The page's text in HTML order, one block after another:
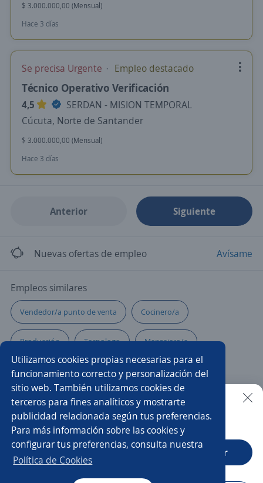
Utilizamos cookies propias necesarias para el
funcionamiento correcto y personalización del
sitio web. También utilizamos cookies de
terceros para fines analíticos y mostrarte
publicidad relacionada según tus preferencias.
Para más información sobre las cookies y
configurar tus preferencias, consulta nuestra
Política de Cookies
$ 3.000.000,00 (Mensual)
Hace 3 días
Se precisa Urgente Empleo destacado
Técnico Operativo Verificación
4,5
SERDAN - MISION TEMPORAL
Cúcuta, Norte de Santander
$ 3.000.000,00 (Mensual)
Hace 3 días
Anterior Siguiente
Nuevas ofertas de empleo Avísame
Empleos similares
Vendedor/a punto de venta Cocinero/a
Producción Tecnologo Mensajero/a
Gerente operativo Auxiliar logística
Auxiliar de farmacia Ambiental Chófer
Técnico/a de mantenimiento Pintor/a
Gerente de mantenimiento
Buscar es más fácil en la app
CT App Abrir